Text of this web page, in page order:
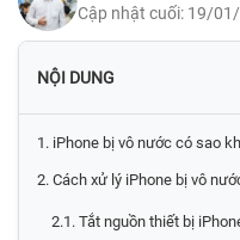
Cập nhật cuối: 19/
NỘI DUNG
1. iPhone bị vô nước có sao
2. Cách xử lý iPhone bị vô
2.1. Tắt nguồn thiết bị